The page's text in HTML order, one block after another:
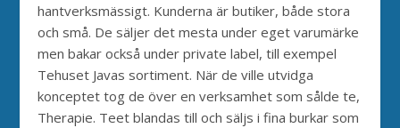
hantverksmässigt. Kunderna är butiker, både stora
och små. De säljer det mesta under eget varumärke
men bakar också under private label, till exempel
Tehuset Javas sortiment. När de ville utvidga
konceptet tog de över en verksamhet som sålde te,
Therapie. Teet blandas till och säljs i fina burkar som